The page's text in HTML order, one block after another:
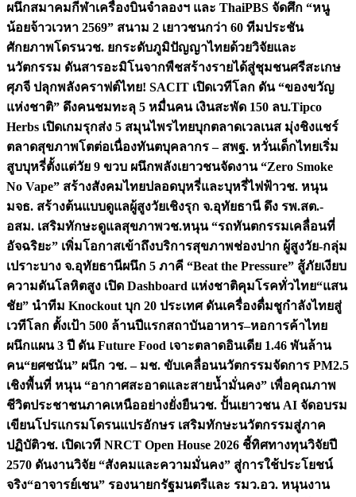
ผนึกสมาคมกีฬาเครื่องบินจำลองฯ และ ThaiPBS จัดศึก “หนู
น้อยจ้าวเวหา 2569” สนาม 2 เยาวชนกว่า 60 ทีมประชัน
ศักยภาพโดรนวช. ยกระดับภูมิปัญญาไทยด้วยวิจัยและ
นวัตกรรม ดันสารอะมิโนจากพืชสร้างรายได้สู่ชุมชนศรีสะเกษ
ศุภจี ปลุกพลังคราฟต์ไทย! SACIT เปิดเวทีโลก ดัน “ของขวัญ
แห่งชาติ” ดึงคนชมทะลุ 5 หมื่นคน เงินสะพัด 150 ลบ.Tipco
Herbs เปิดเกมรุกส่ง 5 สมุนไพรไทยบุกตลาดเวลเนส มุ่งชิงแชร์
ตลาดสุขภาพโตต่อเนื่องทันตบุคลากร – สพฐ. หวั่นเด็กไทยเริ่ม
สูบบุหรี่ตั้งแต่วัย 9 ขวบ ผนึกพลังเยาวชนจัดงาน “Zero Smoke
No Vape” สร้างสังคมไทยปลอดบุหรี่และบุหรี่ไฟฟ้าวช. หนุน
มจธ. สร้างต้นแบบดูแลผู้สูงวัยเชิงรุก จ.อุทัยธานี ดึง รพ.สต.-
อสม. เสริมทักษะดูแลสุขภาพวช.หนุน “รถทันตกรรมเคลื่อนที่
อัจฉริยะ” เพิ่มโอกาสเข้าถึงบริการสุขภาพช่องปาก ผู้สูงวัย-กลุ่ม
เปราะบาง จ.อุทัยธานีผนึก 5 ภาคี “Beat the Pressure” สู้ภัยเงียบ
ความดันโลหิตสูง เปิด Dashboard แห่งชาติคุมโรคทั่วไทย“แสน
ชัย” นำทีม Knockout บุก 20 ประเทศ ดันเครื่องดื่มชูกำลังไทยสู่
เวทีโลก ตั้งเป้า 500 ล้านปีแรกสถาบันอาหาร–หอการค้าไทย
ผนึกแผน 3 ปี ดัน Future Food เจาะตลาดอินเดีย 1.46 พันล้าน
คน“ยศชนัน” ผนึก วช. – มช. ขับเคลื่อนนวัตกรรมจัดการ PM2.5
เชิงพื้นที่ หนุน “อากาศสะอาดและสายน้ำมั่นคง” เพื่อคุณภาพ
ชีวิตประชาชนภาคเหนืออย่างยั่งยืนวช. ปั้นเยาวชน AI จัดอบรม
เขียนโปรแกรมโดรนแปรอักษร เสริมทักษะนวัตกรรมสู่ภาค
ปฏิบัติวช. เปิดเวที NRCT Open House 2026 ชี้ทิศทางทุนวิจัยปี
2570 ดันงานวิจัย “สังคมและความมั่นคง” สู่การใช้ประโยชน์
จริง“อาจารย์เชน” รองนายกรัฐมนตรีและ รมว.อว. หนุนงาน